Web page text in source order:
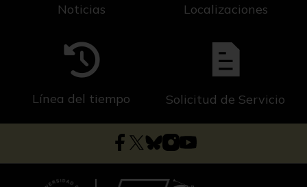
Noticias Localizaciones
Línea del tiempo Solicitud de Servicio